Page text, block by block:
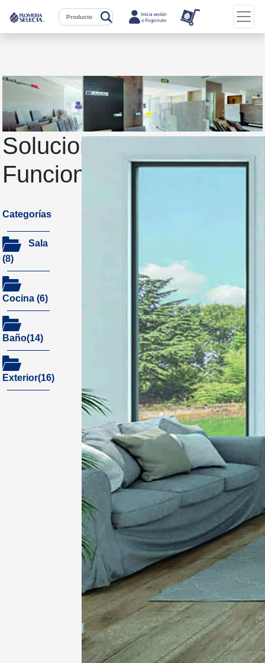
Soluciones
Funcionales
Categorías
Sala
(8)
Cocina (6)
Baño(14)
Exterior(16)